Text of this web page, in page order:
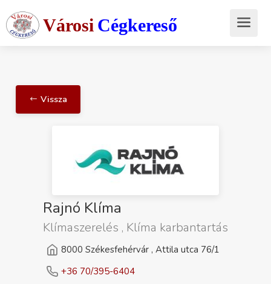
Városi Cégkereső
Vissza
Rajnó Klíma
Klímaszerelés , Klíma karbantartás
8000 Székesfehérvár , Attila utca 76/1
+36 70/395-6404